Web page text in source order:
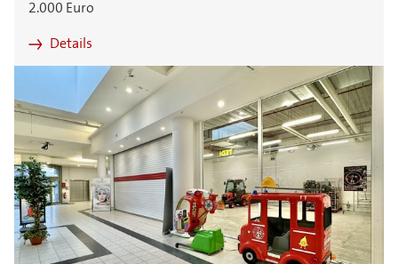
2.000 Euro
Details